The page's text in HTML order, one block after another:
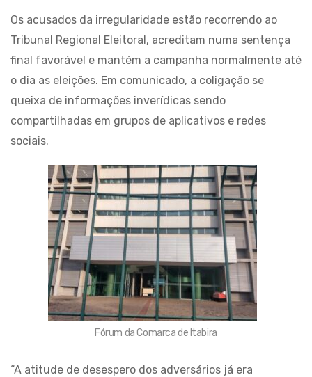
Os acusados da irregularidade estão recorrendo ao
Tribunal Regional Eleitoral, acreditam numa sentença
final favorável e mantém a campanha normalmente até
o dia as eleições. Em comunicado, a coligação se
queixa de informações inverídicas sendo
compartilhadas em grupos de aplicativos e redes
sociais.
Fórum da Comarca de Itabira
“A atitude de desespero dos adversários já era